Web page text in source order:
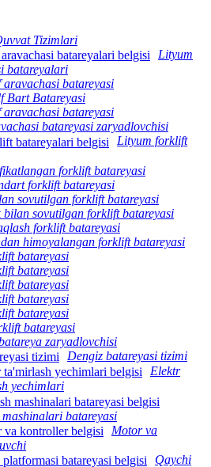
Tizimlari
Lityum
batareyalari
aravachasi batareyasi
Bart Batareyasi
aravachasi batareyasi
batareyasi zaryadlovchisi
Lityum forklift
forklift batareyasi
forklift batareyasi
sovutilgan forklift batareyasi
bilan sovutilgan forklift batareyasi
forklift batareyasi
himoyalangan forklift batareyasi
batareyasi
batareyasi
batareyasi
batareyasi
batareyasi
batareyasi
zaryadlovchisi
Dengiz batareyasi tizimi
Elektr
yechimlari
batareyasi
Motor va
Qaychi